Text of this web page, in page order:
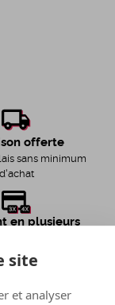
offerte
sans minimum
d'achat
en plusieurs
Klarna
site
et analyser